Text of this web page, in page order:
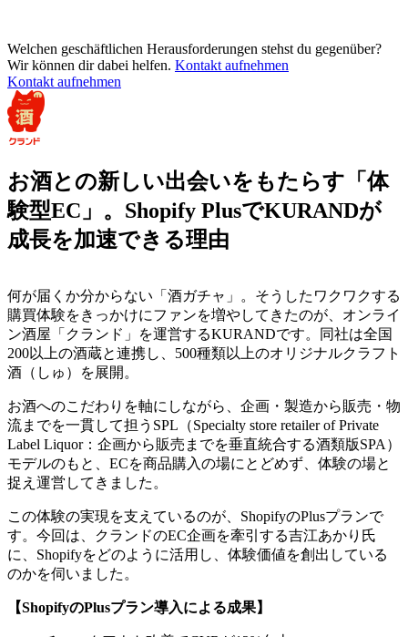
Welchen geschäftlichen Herausforderungen stehst du gegenüber?
Wir können dir dabei helfen. Kontakt aufnehmen
Kontakt aufnehmen
お酒との新しい出会いをもたらす「体
験型EC」。Shopify PlusでKURANDが
成長を加速できる理由
何が届くか分からない「酒ガチャ」。そうしたワクワクする
購買体験をきっかけにファンを増やしてきたのが、オンライ
ン酒屋「クランド」を運営するKURANDです。同社は全国
200以上の酒蔵と連携し、500種類以上のオリジナルクラフト
酒（しゅ）を展開。
お酒へのこだわりを軸にしながら、企画・製造から販売・物
流までを一貫して担うSPL（Specialty store retailer of Private
Label Liquor：企画から販売までを垂直統合する酒類版SPA）
モデルのもと、ECを商品購入の場にとどめず、体験の場と
捉え運営してきました。
この体験の実現を支えているのが、ShopifyのPlusプランで
す。今回は、クランドのEC企画を牽引する吉江あかり氏
に、Shopifyをどのように活用し、体験価値を創出している
のかを伺いました。
【ShopifyのPlusプラン導入による成果】